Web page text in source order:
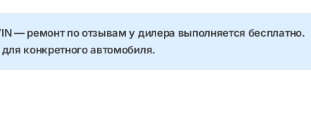
— ремонт по отзывам у дилера выполняется бесплатно.
конкретного автомобиля.